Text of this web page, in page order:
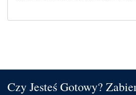
Czy Jesteś Gotowy?